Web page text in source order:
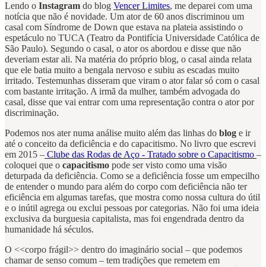
Lendo o Instagram do blog Vencer Limites, me deparei com uma
notícia que não é novidade. Um ator de 60 anos discriminou um
casal com Síndrome de Down que estava na plateia assistindo o
espetáculo no TUCA (Teatro da Pontifícia Universidade Católica de
São Paulo). Segundo o casal, o ator os abordou e disse que não
deveriam estar ali. Na matéria do próprio blog, o casal ainda relata
que ele batia muito a bengala nervoso e subiu as escadas muito
irritado. Testemunhas disseram que viram o ator falar só com o casal
com bastante irritação. A irmã da mulher, também advogada do
casal, disse que vai entrar com uma representação contra o ator por
discriminação.
Podemos nos ater numa análise muito além das linhas do blog e ir
até o conceito da deficiência e do capacitismo. No livro que escrevi
em 2015 – Clube das Rodas de Aço - Tratado sobre o Capacitismo –
coloquei que o capacitismo pode ser visto como uma visão
deturpada da deficiência. Como se a deficiência fosse um empecilho
de entender o mundo para além do corpo com deficiência não ter
eficiência em algumas tarefas, que mostra como nossa cultura do útil
e o inútil agrega ou exclui pessoas por categorias. Não foi uma ideia
exclusiva da burguesia capitalista, mas foi engendrada dentro da
humanidade há séculos.
O <<corpo frágil>> dentro do imaginário social – que podemos
chamar de senso comum – tem tradições que remetem em